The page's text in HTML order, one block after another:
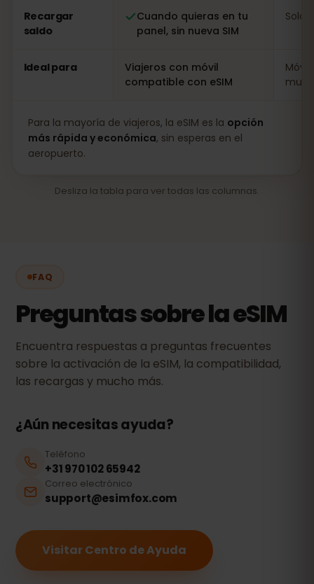
Recargar
saldo
Cuando quieras en tu
panel, sin nueva SIM
Solo
Ideal para
Viajeros con móvil
compatible con eSIM
muy
Para la mayoría de viajeros, la eSIM es la opción
más rápida y económica, sin esperas en el
aeropuerto.
Desliza la tabla para ver todas las columnas.
FAQ
Preguntas sobre la eSIM
Encuentra respuestas a preguntas frecuentes
sobre la activación de la eSIM, la compatibilidad,
las recargas y mucho más.
¿Aún necesitas ayuda?
Teléfono
+31 970 102 65942
Correo electrónico
support@esimfox.com
Visitar Centro de Ayuda